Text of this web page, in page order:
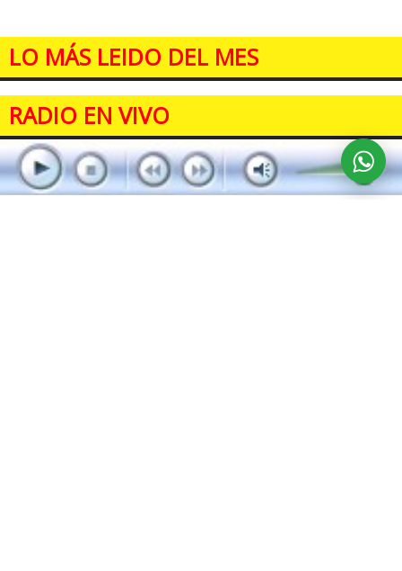
LO MÁS LEIDO DEL MES
RADIO EN VIVO